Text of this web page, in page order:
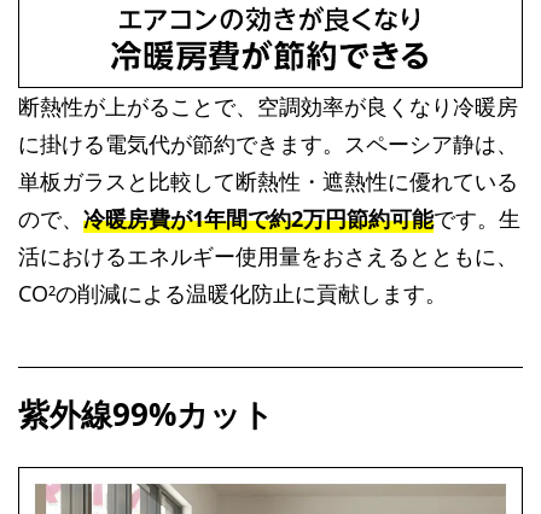
断熱性が上がることで、空調効率が良くなり冷暖房
に掛ける電気代が節約できます。スペーシア静は、
単板ガラスと比較して断熱性・遮熱性に優れている
ので、 冷暖房費が1年間で約2万円節約可能です。生
活におけるエネルギー使用量をおさえるとともに、
CO²の削減による温暖化防止に貢献します。
紫外線99%カット